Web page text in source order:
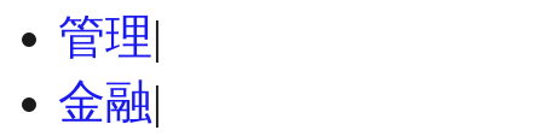
管理|
金融|